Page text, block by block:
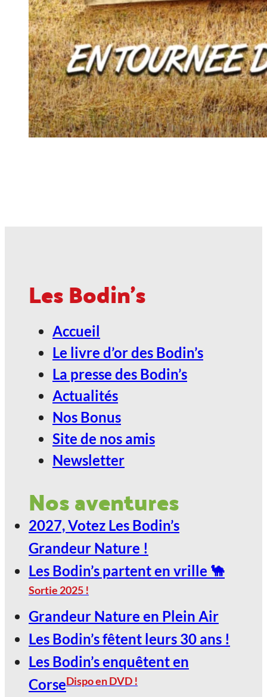
Les Bodin's
Accueil
Le livre d’or des Bodin’s
La presse des Bodin’s
Actualités
Nos Bonus
Site de nos amis
Newsletter
Nos aventures
2027, Votez Les Bodin’s
Grandeur Nature !
Les Bodin’s partent en vrille 🐪
Sortie 2025 !
Grandeur Nature en Plein Air
Les Bodin’s fêtent leurs 30 ans !
Les Bodin’s enquêtent en
CorseDispo en DVD !